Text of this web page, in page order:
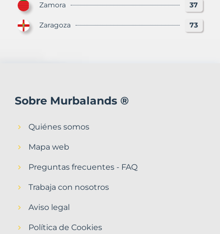
Zamora 37
Zaragoza 73
Sobre Murbalands ®
Quiénes somos
Mapa web
Preguntas frecuentes - FAQ
Trabaja con nosotros
Aviso legal
Política de Cookies